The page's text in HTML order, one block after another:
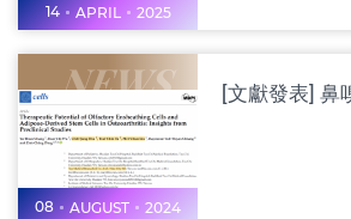
14 APRIL 2025
08 AUGUST 2024